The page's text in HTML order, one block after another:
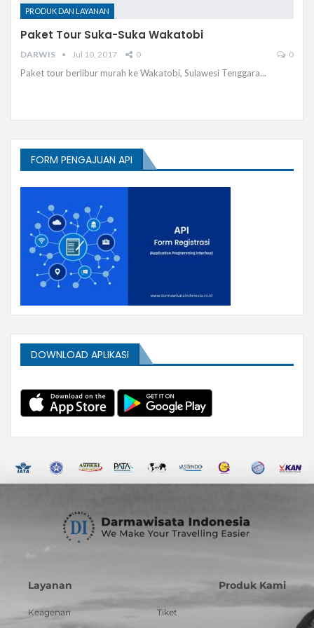
PRODUK DAN LAYANAN
Paket Tour Suka-Suka Wakatobi
DARWIS Jul 10, 2017 0 0
Paket tour berlibur murah ke Wakatobi, Sulawesi Tenggara...
FORM PENGAJUAN API
DOWNLOAD APLIKASI
Layanan
Keagenan
Produk Kami
Tiket